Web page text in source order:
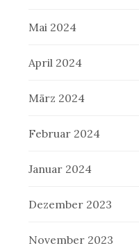
Mai 2024
April 2024
März 2024
Februar 2024
Januar 2024
Dezember 2023
November 2023